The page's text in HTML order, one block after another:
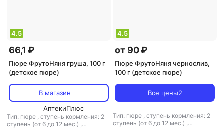
4.5
66,1 ₽
Пюре ФрутоНяня груша, 100 г
(детское пюре)
В магазин
АптекиПлюс
Тип: пюре , ступень кормления: 2
ступень (от 6 до 12 мес.) ,
4.5
от 90 ₽
Пюре ФрутоНяня чернослив,
100 г (детское пюре)
Все цены2
Тип: пюре , ступень кормления: 2
ступень (от 6 до 12 мес.) ,